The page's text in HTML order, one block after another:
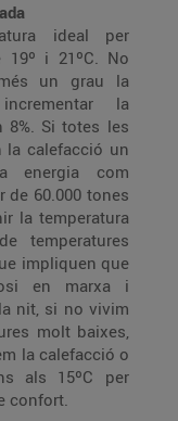
ideal per
un grau la
la
totes les
la calefacció un
la temperatura
que
en marxa i
molt baixes,
per
confort.